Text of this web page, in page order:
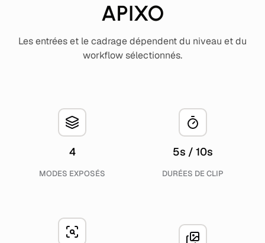
APIXO
Les entrées et le cadrage dépendent du niveau et du
workflow sélectionnés.
4
MODES EXPOSÉS
5s / 10s
DURÉES DE CLIP